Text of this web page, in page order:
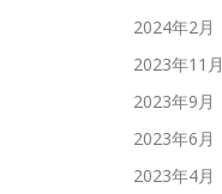
2024年2月
2023年11月
2023年9月
2023年6月
2023年4月